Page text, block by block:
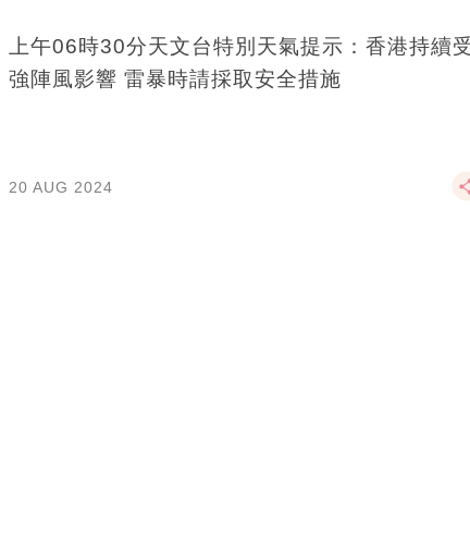
上午06時30分天文台特別天氣提示：香港持續
強陣風影響 雷暴時請採取安全措施
20 AUG 2024